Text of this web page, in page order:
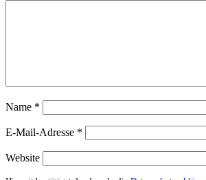
Name *
E-Mail-Adresse *
Website